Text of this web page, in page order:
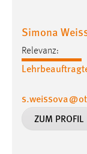
Simona
Relevanz:
s.weissova@
ZUM PROFIL